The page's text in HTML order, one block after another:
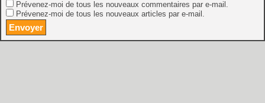
Prévenez-moi de tous les nouveaux commentaires par e-mail.
Prévenez-moi de tous les nouveaux articles par e-mail.